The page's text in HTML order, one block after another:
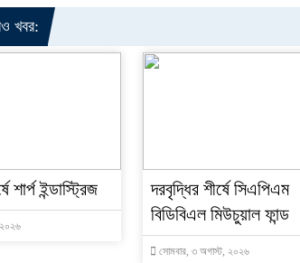
খবর:
শার্প ইন্ডাস্ট্রিজ
দরবৃদ্ধির শীর্ষে সিএপিএম
বিডিবিএল মিউচুয়াল ফান্ড
সোমবার, ৩ অগাস্ট, ২০২৬